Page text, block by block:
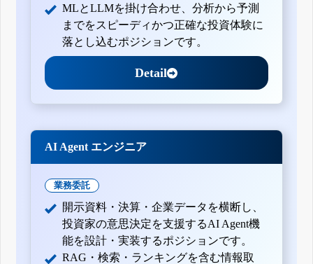
MLとLLMを掛け合わせ、分析から予測
までをスピーディかつ正確な投資体験に
落とし込むポジションです。
Detail
AI Agent エンジニア
業務委託
開示資料・決算・企業データを横断し、
投資家の意思決定を支援するAI Agent機
能を設計・実装するポジションです。
RAG・検索・ランキングを含む情報取